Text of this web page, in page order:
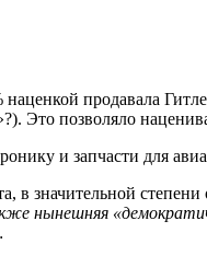
продавала
Это позволяло
и запчасти для
в значительной
нынешняя